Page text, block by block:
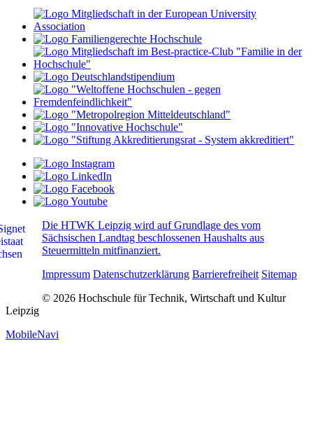
Die HTWK Leipzig wird auf Grundlage des vom
Sächsischen Landtag beschlossenen Haushalts aus
Steuermitteln mitfinanziert.
Impressum Datenschutzerklärung Barrierefreiheit Sitemap
© 2026 Hochschule für Technik, Wirtschaft und Kultur
Leipzig
MobileNavi